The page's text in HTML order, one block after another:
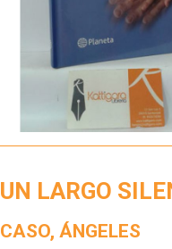
UN LARGO
CASO, ÁNGELES